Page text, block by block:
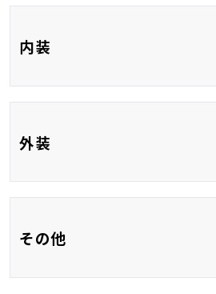
HDMI接続
内装
外装
電動リアゲート
その他